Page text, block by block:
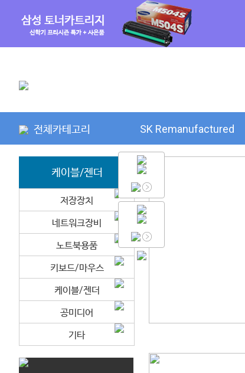
전체카테고리 SK Remanufactured
케이블/젠더
저장장치
네트워크장비
노트북용품
키보드/마우스
케이블/젠더
공미디어
기타